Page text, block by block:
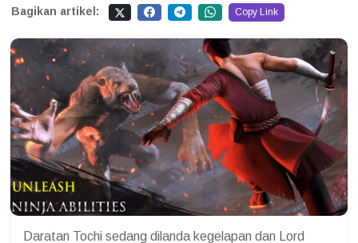
Bagikan artikel: Copy Link
Daratan Tochi sedang dilanda kegelapan dan Lord